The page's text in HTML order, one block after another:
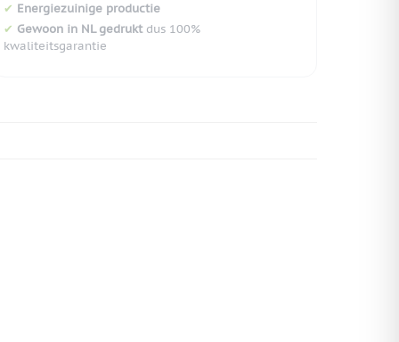
✔ Energiezuinige productie
✔ Gewoon in NL gedruktdus 100%
kwaliteitsgarantie